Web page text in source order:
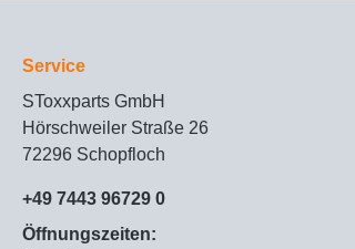
Service
SToxxparts GmbH
Hörschweiler Straße 26
72296 Schopfloch
+49 7443 96729 0
Öffnungszeiten: